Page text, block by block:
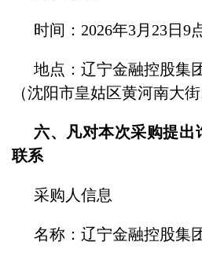
时间：2026年3月23日9
地点：辽宁金融控股集
（沈阳市皇姑区黄河南大街
六、凡对本次采购提出
联系
采购人信息
名称：辽宁金融控股集